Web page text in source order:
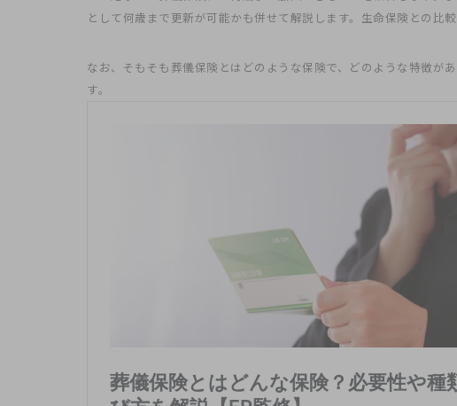
として何歳まで更新が可能かも併せて解説します。生命保険との比
なお、そもそも葬儀保険とはどのような保険で、どのような特徴が
す。